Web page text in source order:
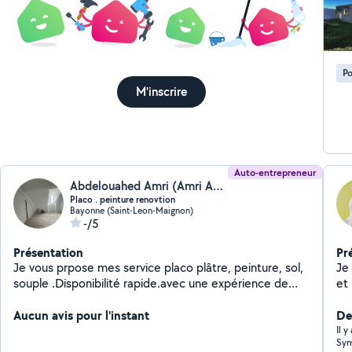
M'inscrire
été
Auto-entrepreneur
Abdelouahed Amri (Amri Abdelouahed)
Placo . peinture renovtion
Bayonne (Saint-Leon-Maignon)
-/5
Présentation
Je vous prpose mes service placo plâtre, peinture, sol,
souple .Disponibilité rapide.avec une expérience de
Aucun avis pour l'instant
Je
et
Il y